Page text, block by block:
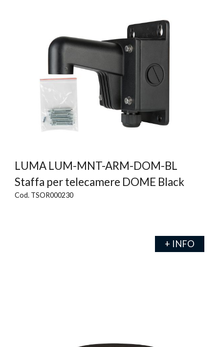
LUMA LUM-MNT-ARM-DOM-BL
Staffa per telecamere DOME Black
Cod. TSOR000230
+ INFO